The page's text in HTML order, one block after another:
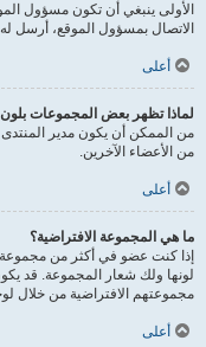
الأولى ينبغي أن تكون مسؤول
الاتصال بمسؤول الموقع، أرسل
أعلى
لماذا تظهر بعض المجموعات
من الممكن أن يكون مدير
من الأعضاء الآخرين.
أعلى
ما هي المجموعة الافتراضية؟
إذا كنت عضو في أكثر من
لونها ولك شعار المجموعة. قد
مجموعتهم الافتراضية من خلال
أعلى